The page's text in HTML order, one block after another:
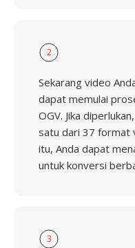
2
Sekarang video
dapat memulai
OGV. Jika
satu dari 37 format
itu, Anda dapat
untuk konversi
3